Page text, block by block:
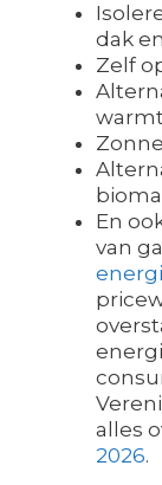
dak
Zelf
En
van
alles
2026.